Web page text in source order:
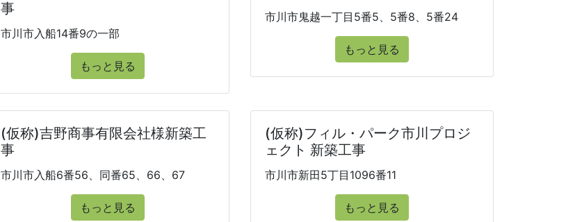
事
市川市入船14番9の一部
もっと見る
市川市鬼越一丁目5番5、5番8、5番24
もっと見る
(仮称)吉野商事有限会社様新築工
事
市川市入船6番56、同番65、66、67
もっと見る
(仮称)フィル・パーク市川プロジ
ェクト 新築工事
市川市新田5丁目1096番11
もっと見る